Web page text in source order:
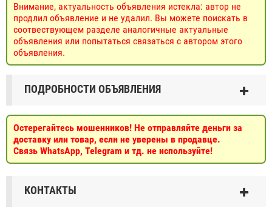
Внимание, актуальность объявления истекла: автор не
продлил объявление и не удалил. Вы можете поискать в
соотвествующем разделе аналогичные актуальные
объявления или попытаться связаться с автором этого
объявления.
ПОДРОБНОСТИ ОБЪЯВЛЕНИЯ
Остерегайтесь мошенников! Не отправляйте деньги за
доставку или товар, если не уверены в продавце.
Связь WhatsApp, Telegram и тд. не используйте!
КОНТАКТЫ